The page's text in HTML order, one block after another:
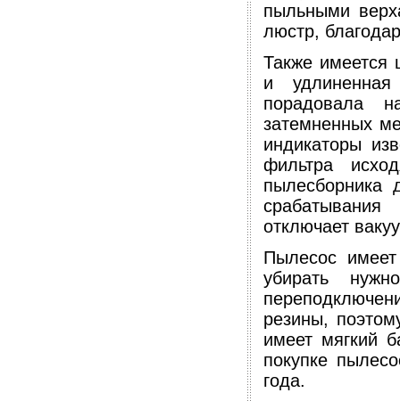
пыльными
люстр,
Также имеется
и
порадовала
затемненных
индикаторы
фильтра
пылесборника
отключает
Пылесос
убирать
резины,
имеет мягкий
покупке
года.